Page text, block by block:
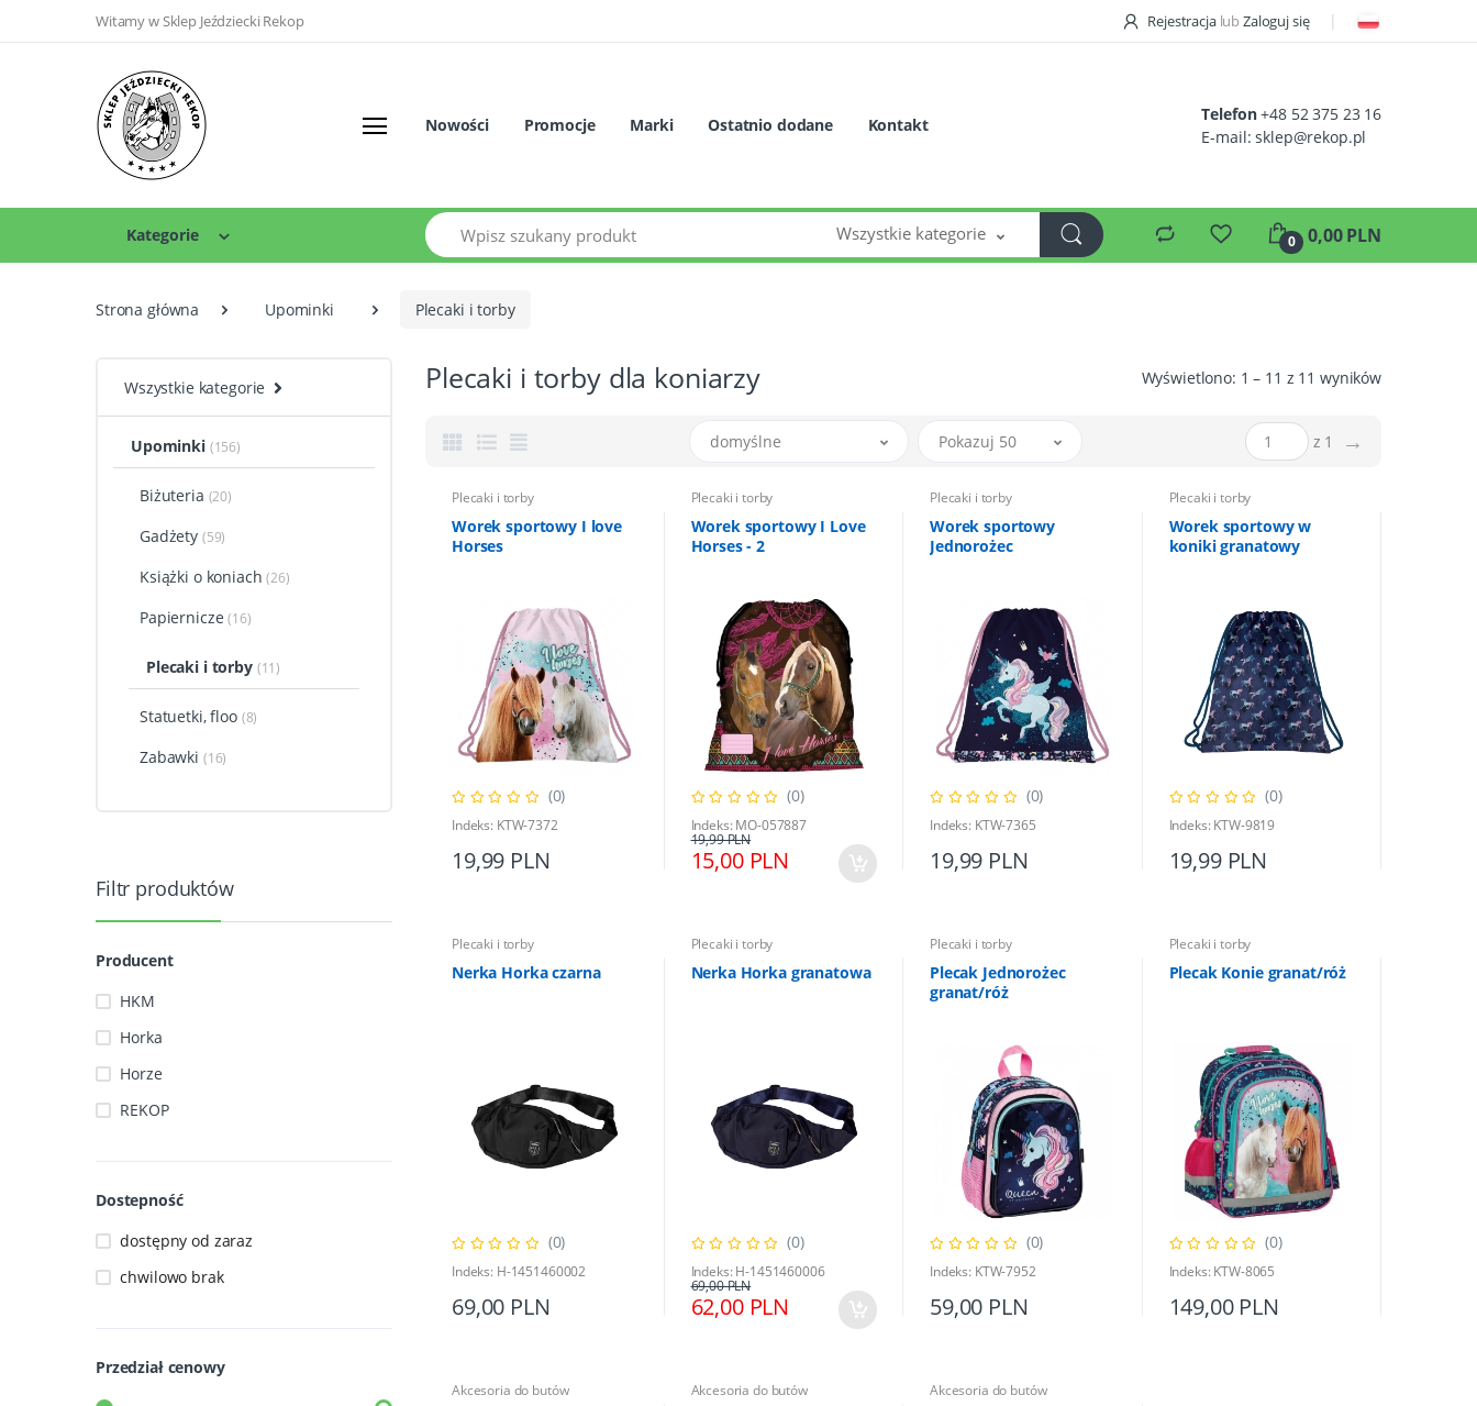
Witamy w Sklep Jeździecki Rekop Rejestracja lub Zaloguj się
Nowości Promocje Marki Ostatnio dodane Kontakt
Telefon +48 52 375 23 16
E-mail:sklep@rekop.pl
Kategorie
Szukaj Wszystkie kategorie 0 0,00 PLN
Strona główna Upominki Plecaki i torby
Wszystkie kategorie
Upominki (156)
Biżuteria (20)
Gadżety (59)
Książki o koniach (26)
Papiernicze (16)
Plecaki i torby (11)
Statuetki, floo (8)
Zabawki (16)
Filtr produktów
Producent
HKM
Horka
Horze
REKOP
Dostepność
dostępny od zaraz
chwilowo brak
Przedział cenowy
Plecaki i torby dla koniarzy Wyświetlono: 1 – 11 z 11 wyników
domyślne Pokazuj 50 z 1 →
Plecaki i torby
Worek sportowy I love
Horses
(0)
Indeks: KTW-7372
19,99 PLN
Plecaki i torby
Worek sportowy I Love
Horses - 2
(0)
Indeks: MO-057887
15,00 PLN
19,99 PLN
Plecaki i torby
Worek sportowy
Jednorożec
(0)
Indeks: KTW-7365
19,99 PLN
Plecaki i torby
Worek sportowy w
koniki granatowy
(0)
Indeks: KTW-9819
19,99 PLN
Plecaki i torby
Nerka Horka czarna
(0)
Indeks: H-1451460002
69,00 PLN
Plecaki i torby
Nerka Horka granatowa
(0)
Indeks: H-1451460006
62,00 PLN
69,00 PLN
Plecaki i torby
Plecak Jednorożec
granat/róż
(0)
Indeks: KTW-7952
59,00 PLN
Plecaki i torby
Plecak Konie granat/róż
(0)
Indeks: KTW-8065
149,00 PLN
Akcesoria do butów Akcesoria do butów Akcesoria do butów